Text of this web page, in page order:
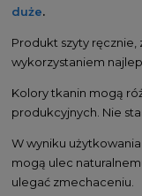
duże.
Produkt szyty ręcznie,
wykorzystaniem
Kolory tkanin mogą
produkcyjnych. Nie
W wyniku
mogą ulec
ulegać zmechaceniu.